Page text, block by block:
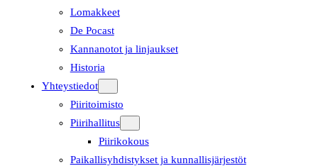
Lomakkeet
De Pocast
Kannanotot ja linjaukset
Historia
Yhteystiedot
Piiritoimisto
Piirihallitus
Piirikokous
Paikallisyhdistykset ja kunnallisjärjestöt